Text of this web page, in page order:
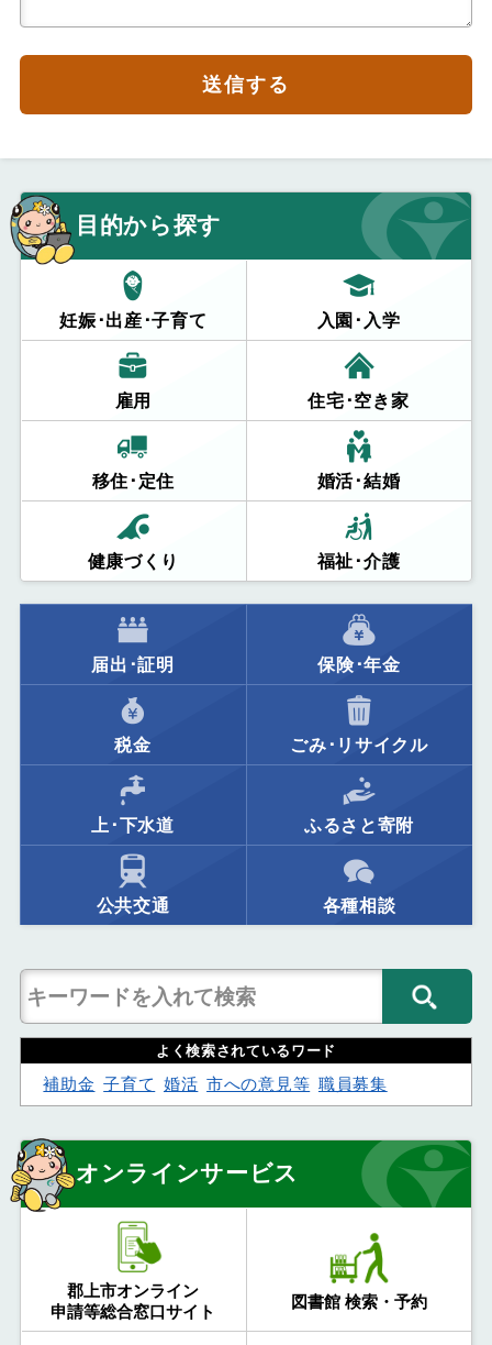
送信する
目的から探す
妊娠･出産･子育て 入園･入学
雇用 住宅･空き家
移住･定住 婚活･結婚
健康づくり 福祉･介護
届出･証明 保険･年金
税金 ごみ･リサイクル
上･下水道 ふるさと寄附
公共交通 各種相談
よく検索されているワード
補助金 子育て 婚活 市への意見等 職員募集
オンラインサービス
郡上市オンライン
申請等総合窓口サイト
図書館 検索・予約